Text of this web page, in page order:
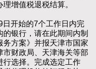
增值税退税结算。
开始的7个工作日内完
银行，请在此期间内制
务方案》并报天津市国家
财政局、天津海关等部
行选择。完成选定工作